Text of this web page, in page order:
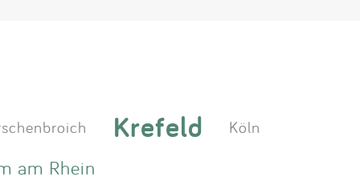
Krefeld
Köln
am Rhein